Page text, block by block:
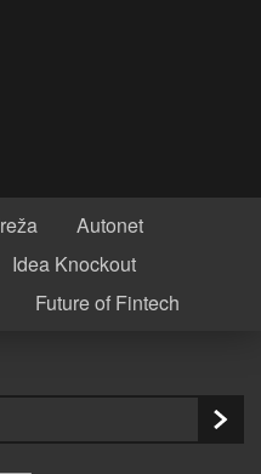
Autonet
Idea Knockout
Future of Fintech